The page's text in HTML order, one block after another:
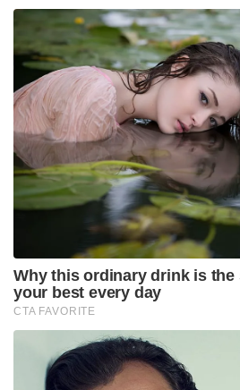
പരിഹാസം.
Tags: america egg